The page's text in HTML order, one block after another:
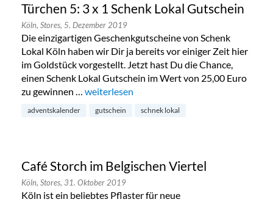
Türchen 5: 3 x 1 Schenk Lokal Gutschein
Köln, Stores, 5. Dezember 2019
Die einzigartigen Geschenkgutscheine von Schenk
Lokal Köln haben wir Dir ja bereits vor einiger Zeit hier
im Goldstück vorgestellt. Jetzt hast Du die Chance,
einen Schenk Lokal Gutschein im Wert von 25,00 Euro
zu gewinnen … „Türchen 5: 3 x 1 Schenk Lokal Gutschein“
weiterlesen
adventskalender gutschein schnek lokal
Café Storch im Belgischen Viertel
Köln, Stores, 31. Oktober 2019
Köln ist ein beliebtes Pflaster für neue